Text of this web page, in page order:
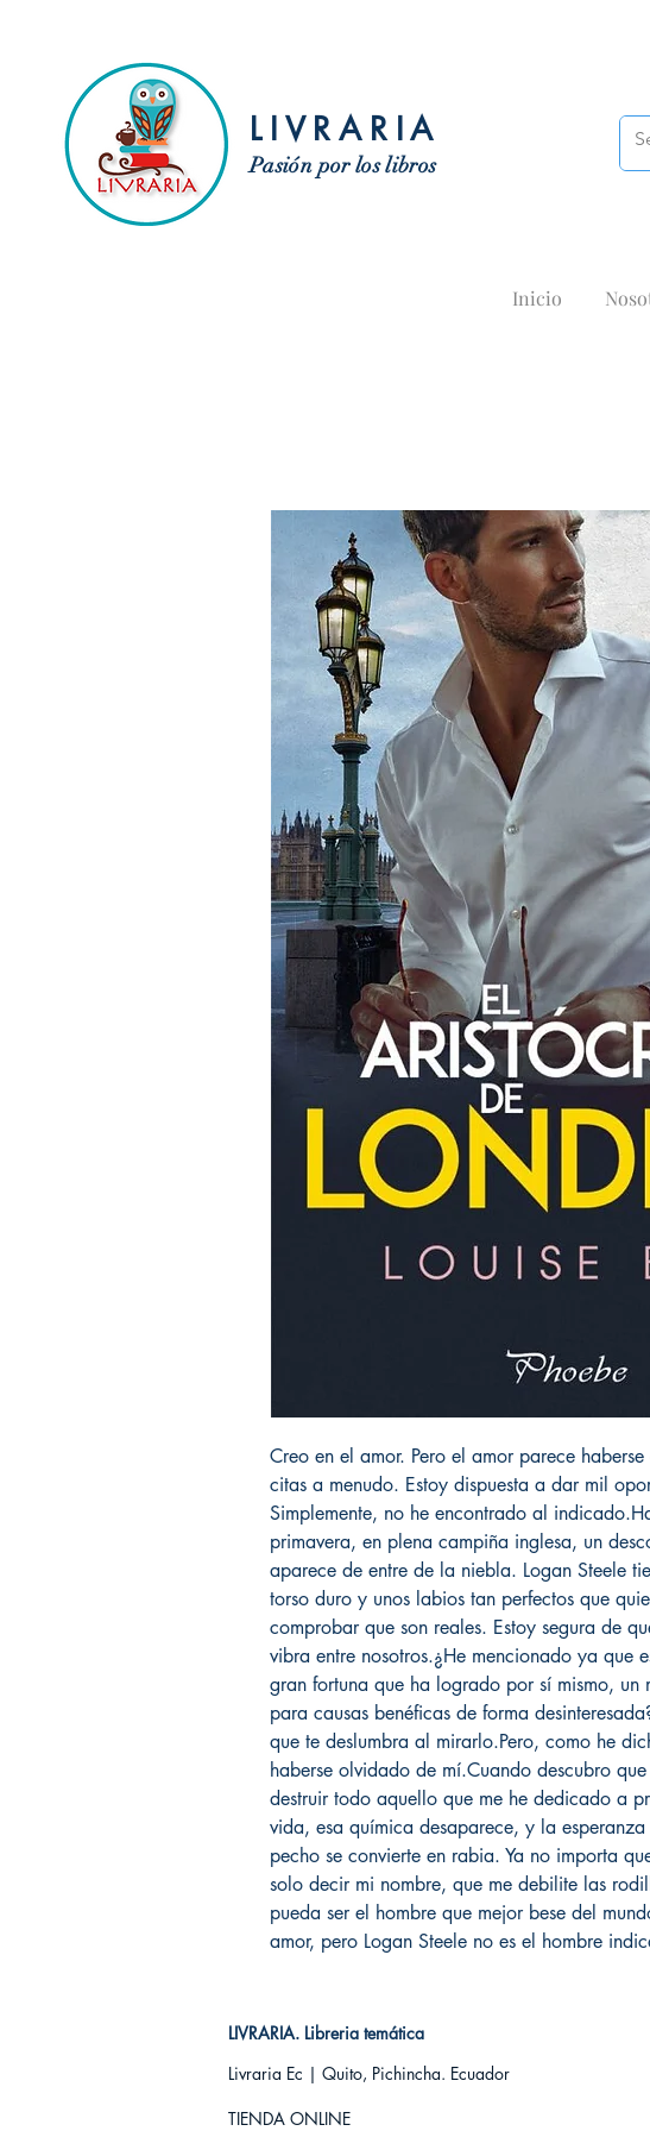
LIVRARIA
Pasión por los libros
Inicio
Creo en el amor. Pero el amor parece
citas a menudo. Estoy dispuesta a dar mil
Simplemente, no he encontrado al
primavera, en plena campiña inglesa, un
aparece de entre de la niebla. Logan Steele
torso duro y unos labios tan perfectos que
comprobar que son reales. Estoy segura de
vibra entre nosotros.¿He mencionado ya que
gran fortuna que ha logrado por sí mismo, un
para causas benéficas de forma
que te deslumbra al mirarlo.Pero, como he
haberse olvidado de mí.Cuando descubro
destruir todo aquello que me he dedicado a
vida, esa química desaparece, y la
pecho se convierte en rabia. Ya no importa
solo decir mi nombre, que me debilite las
pueda ser el hombre que mejor bese del
amor, pero Logan Steele no es el hombre
LIVRARIA. Libreria temática
Livraria Ec | Quito, Pichincha. Ecuador
TIENDA ONLINE​